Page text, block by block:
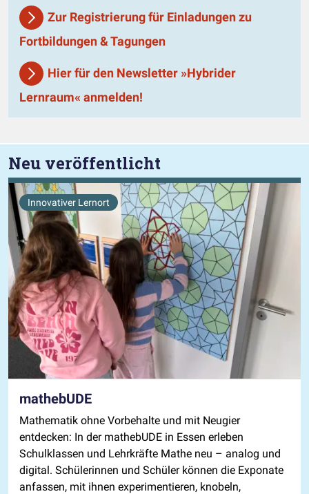
Zur Registrierung für Einladungen zu
Fortbildungen & Tagungen
Hier für den Newsletter »Hybrider
Lernraum« anmelden!
Neu veröffentlicht
Innovativer Lernort
mathebUDE
Mathematik ohne Vorbehalte und mit Neugier
entdecken: In der mathebUDE in Essen erleben
Schulklassen und Lehrkräfte Mathe neu – analog und
digital. Schülerinnen und Schüler können die Exponate
anfassen, mit ihnen experimentieren, knobeln,